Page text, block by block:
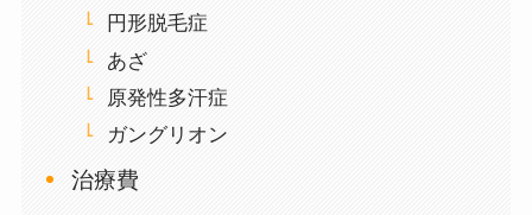
円形脱毛症
あざ
原発性多汗症
ガングリオン
治療費